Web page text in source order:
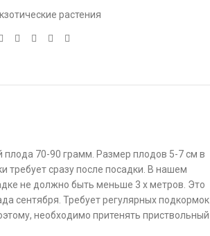
растения
70-90 грамм. Размер плодов 5-7 см в
требует сразу после посадки. В нашем
не должно быть меньше 3 х метров. Это
сентября. Требует регулярных подкормок
необходимо притенять приствольный